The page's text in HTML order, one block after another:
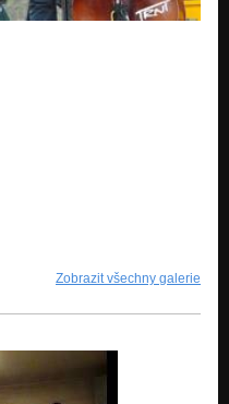
Zobrazit všechny galerie